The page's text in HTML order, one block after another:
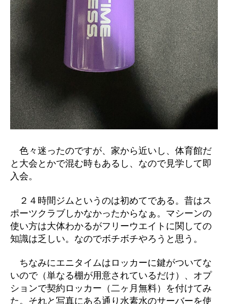
色々迷ったのですが、家から近いし、体育館だ
と大会とかで混む時もあるし、なので見学して即
入会。
２４時間ジムというのは初めてである。昔はス
ポーツクラブしかなかったからなぁ。マシーンの
使い方は大体わかるがフリーウエイトに関しての
知識は乏しい。なのでボチボチやろうと思う。
ちなみにエニタイムはロッカーに鍵がついてな
いので（単なる棚が用意されているだけ）、オプ
ションで契約ロッカー（二ヶ月無料）を付けてみ
た。それと写真にある通り水素水のサーバーを使